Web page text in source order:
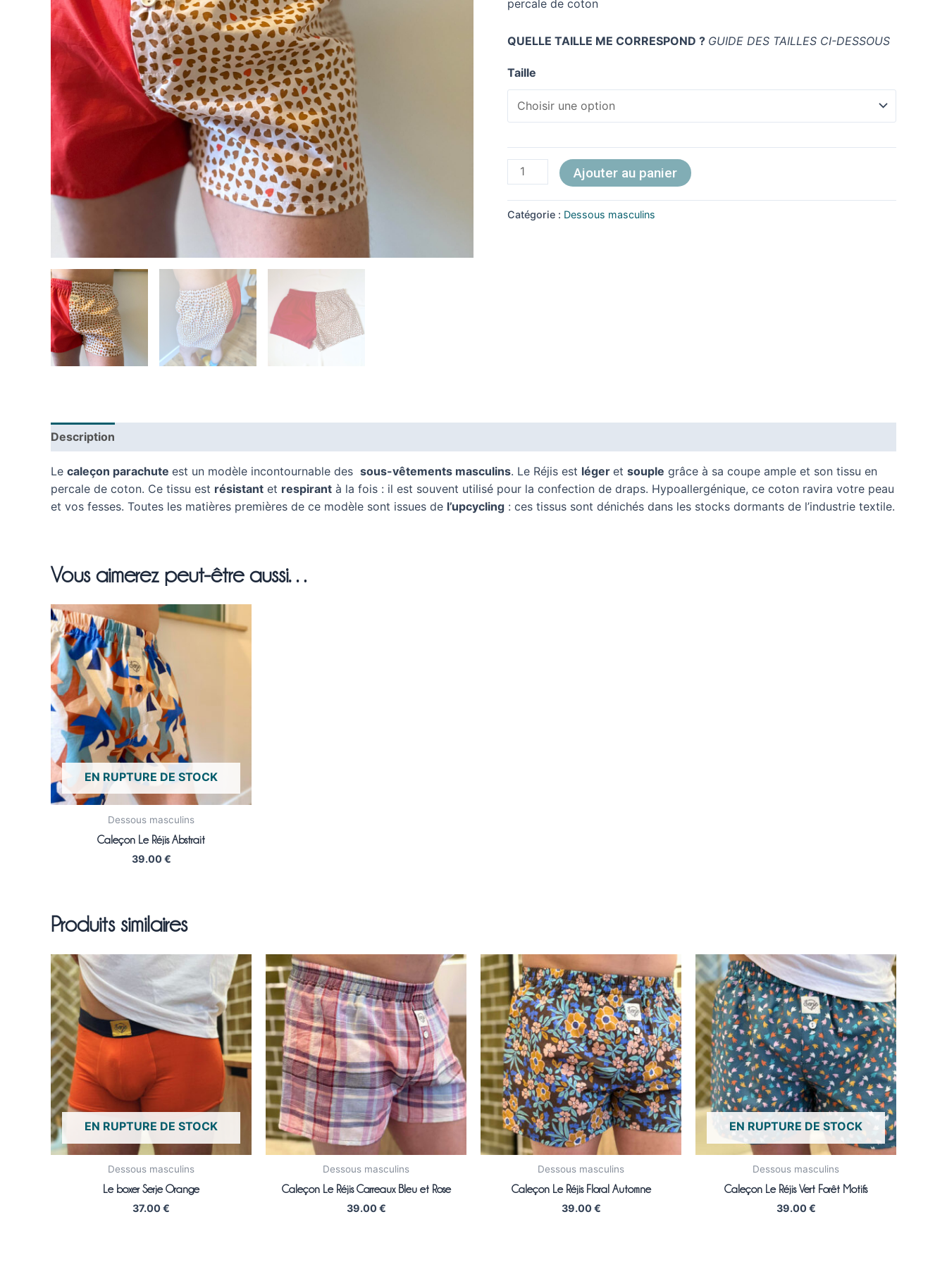
percale de coton
QUELLE TAILLE ME CORRESPOND ? GUIDE DES TAILLES CI-DESSOUS
Taille
Ajouter au panier
Catégorie : Dessous masculins
Description
Le caleçon parachute est un modèle incontournable des sous-vêtements masculins. Le Réjis est léger et souple grâce à sa coupe ample et son tissu en
percale de coton. Ce tissu est résistant et respirant à la fois : il est souvent utilisé pour la confection de draps. Hypoallergénique, ce coton ravira votre peau
et vos fesses. Toutes les matières premières de ce modèle sont issues de l’upcycling : ces tissus sont dénichés dans les stocks dormants de l’industrie textile.
Vous aimerez peut-être aussi…
EN RUPTURE DE STOCK
Dessous masculins
Caleçon Le Réjis Abstrait
39.00€
Produits similaires
EN RUPTURE DE STOCK
Dessous masculins
Le boxer Serje Orange
37.00€
Dessous masculins
Caleçon Le Réjis Carreaux Bleu et Rose
39.00€
Dessous masculins
Caleçon Le Réjis Floral Automne
39.00€
EN RUPTURE DE STOCK
Dessous masculins
Caleçon Le Réjis Vert Forêt Motifs
39.00€